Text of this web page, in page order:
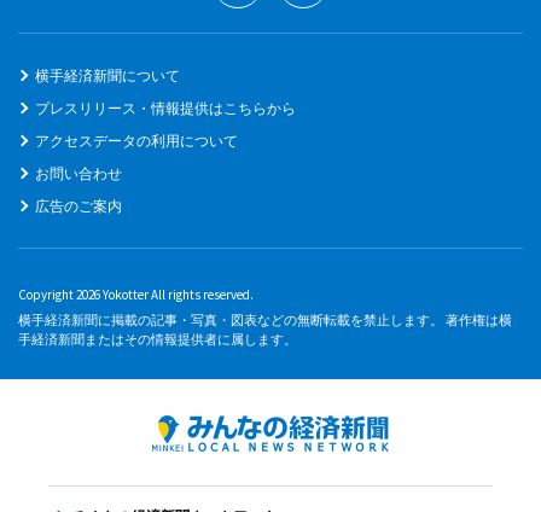
横手経済新聞について
プレスリリース・情報提供はこちらから
アクセスデータの利用について
お問い合わせ
広告のご案内
Copyright 2026 Yokotter All rights reserved.
横手経済新聞に掲載の記事・写真・図表などの無断転載を禁止します。 著作権は横
手経済新聞またはその情報提供者に属します。